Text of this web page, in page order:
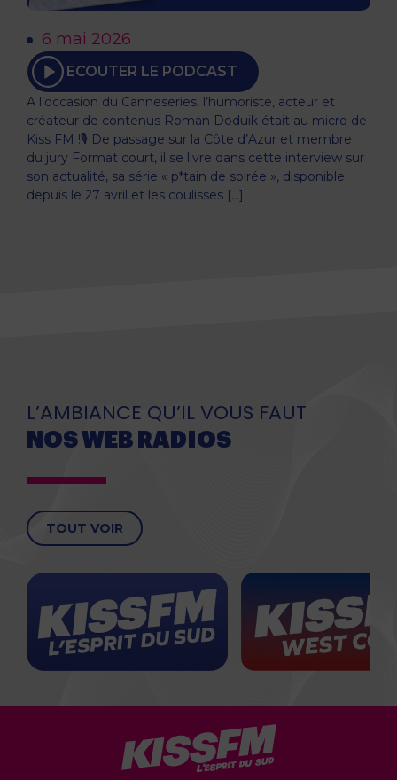
6 mai 2026
ECOUTER LE PODCAST
A l’occasion du Canneseries, l’humoriste, acteur et
créateur de contenus Roman Doduik était au micro de
Kiss FM !🎙️ De passage sur la Côte d’Azur et membre
du jury Format court, il se livre dans cette interview sur
son actualité, sa série « p*tain de soirée », disponible
depuis le 27 avril et les coulisses […]
L’AMBIANCE QU’IL VOUS FAUT
NOS WEB RADIOS
TOUT VOIR